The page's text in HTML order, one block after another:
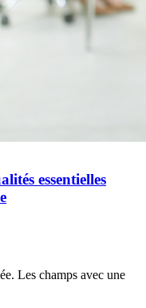
essentielles
Les champs avec une